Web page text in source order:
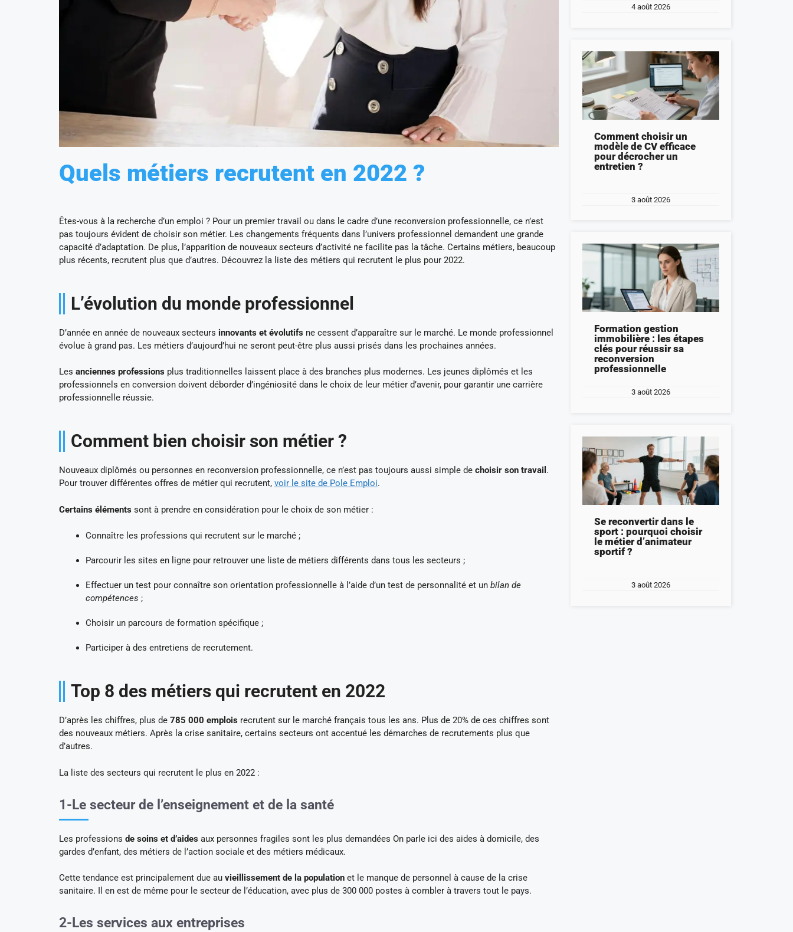
Quels métiers recrutent en 2022 ?
Êtes-vous à la recherche d’un emploi ? Pour un premier travail ou dans le cadre d’une reconversion professionnelle, ce n’est
pas toujours évident de choisir son métier. Les changements fréquents dans l’univers professionnel demandent une grande
capacité d’adaptation. De plus, l’apparition de nouveaux secteurs d’activité ne facilite pas la tâche. Certains métiers, beaucoup
plus récents, recrutent plus que d’autres. Découvrez la liste des métiers qui recrutent le plus pour 2022.
L’évolution du monde professionnel
D’année en année de nouveaux secteurs innovants et évolutifs ne cessent d’apparaître sur le marché. Le monde professionnel
évolue à grand pas. Les métiers d’aujourd’hui ne seront peut-être plus aussi prisés dans les prochaines années.
Les anciennes professions plus traditionnelles laissent place à des branches plus modernes. Les jeunes diplômés et les
professionnels en conversion doivent déborder d’ingéniosité dans le choix de leur métier d’avenir, pour garantir une carrière
professionnelle réussie.
Comment bien choisir son métier ?
Nouveaux diplômés ou personnes en reconversion professionnelle, ce n’est pas toujours aussi simple de choisir son travail .
Pour trouver différentes offres de métier qui recrutent, voir le site de Pole Emploi.
Certains éléments sont à prendre en considération pour le choix de son métier :
Connaître les professions qui recrutent sur le marché ;
Parcourir les sites en ligne pour retrouver une liste de métiers différents dans tous les secteurs ;
Effectuer un test pour connaître son orientation professionnelle à l’aide d’un test de personnalité et un bilan de
compétences ;
Choisir un parcours de formation spécifique ;
Participer à des entretiens de recrutement.
Top 8 des métiers qui recrutent en 2022
D’après les chiffres, plus de 785 000 emplois recrutent sur le marché français tous les ans. Plus de 20% de ces chiffres sont
des nouveaux métiers. Après la crise sanitaire, certains secteurs ont accentué les démarches de recrutements plus que
d’autres.
La liste des secteurs qui recrutent le plus en 2022 :
1-Le secteur de l’enseignement et de la santé
Les professions de soins et d’aides aux personnes fragiles sont les plus demandées On parle ici des aides à domicile, des
gardes d’enfant, des métiers de l’action sociale et des métiers médicaux.
Cette tendance est principalement due au vieillissement de la population et le manque de personnel à cause de la crise
sanitaire. Il en est de même pour le secteur de l’éducation, avec plus de 300 000 postes à combler à travers tout le pays.
2-Les services aux entreprises
4 août 2026
Comment choisir un
modèle de CV efficace
pour décrocher un
entretien ?
3 août 2026
Formation gestion
immobilière : les étapes
clés pour réussir sa
reconversion
professionnelle
3 août 2026
Se reconvertir dans le
sport : pourquoi choisir
le métier d’animateur
sportif ?
3 août 2026